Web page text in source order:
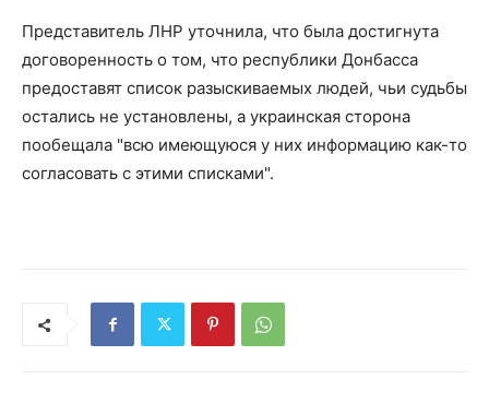
Представитель ЛНР уточнила, что была достигнута
договоренность о том, что республики Донбасса
предоставят список разыскиваемых людей, чьи судьбы
остались не установлены, а украинская сторона
пообещала "всю имеющуюся у них информацию как-то
согласовать с этими списками".